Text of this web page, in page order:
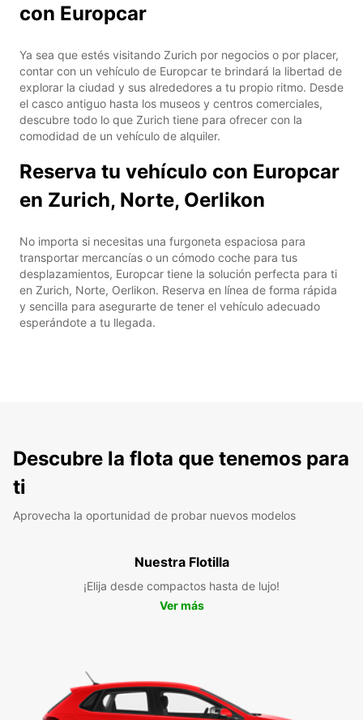
con Europcar
Ya sea que estés visitando Zurich por negocios o por placer,
contar con un vehículo de Europcar te brindará la libertad de
explorar la ciudad y sus alrededores a tu propio ritmo. Desde
el casco antiguo hasta los museos y centros comerciales,
descubre todo lo que Zurich tiene para ofrecer con la
comodidad de un vehículo de alquiler.
Reserva tu vehículo con Europcar
en Zurich, Norte, Oerlikon
No importa si necesitas una furgoneta espaciosa para
transportar mercancías o un cómodo coche para tus
desplazamientos, Europcar tiene la solución perfecta para ti
en Zurich, Norte, Oerlikon. Reserva en línea de forma rápida
y sencilla para asegurarte de tener el vehículo adecuado
esperándote a tu llegada.
Descubre la flota que tenemos para
ti
Aprovecha la oportunidad de probar nuevos modelos
Nuestra Flotilla
¡Elija desde compactos hasta de lujo!
Ver más